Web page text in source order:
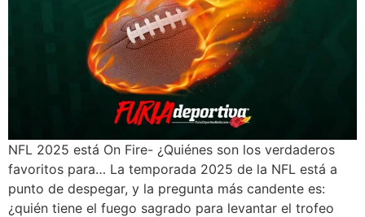
NFL 2025 está On Fire- ¿Quiénes son los verdaderos
favoritos para… La temporada 2025 de la NFL está a
punto de despegar, y la pregunta más candente es:
¿quién tiene el fuego sagrado para levantar el trofeo